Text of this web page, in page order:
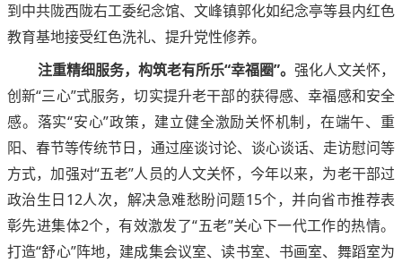
到中共陇西陇右工委纪念馆、文峰镇郭化如纪念亭等县内红色
教育基地接受红色洗礼、提升党性修养。
注重精细服务，构筑老有所乐“幸福圈”。 强化人文关怀，
创新“三心”式服务，切实提升老干部的获得感、幸福感和安全
感。落实“安心”政策，建立健全激励关怀机制，在端午、重
阳、春节等传统节日，通过座谈讨论、谈心谈话、走访慰问等
方式，加强对“五老”人员的人文关怀，今年以来，为老干部过
政治生日12人次，解决急难愁盼问题15个，并向省市推荐表
彰先进集体2个，有效激发了“五老”关心下一代工作的热情。
打造“舒心”阵地，建成集会议室、读书室、书画室、舞蹈室为